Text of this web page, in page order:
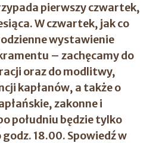
pierwszy czwartek,
W czwartek, jak co
wystawienie
– zachęcamy do
oraz do modlitwy,
kapłanów, a także o
zakonne i
południu będzie tylko
18.00. Spowiedź w